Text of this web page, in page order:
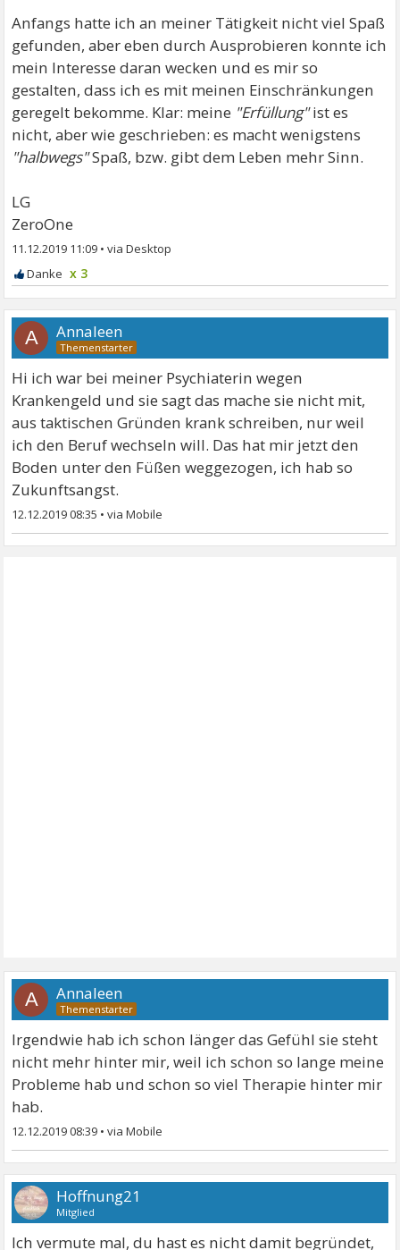
Anfangs hatte ich an meiner Tätigkeit nicht viel Spaß
gefunden, aber eben durch Ausprobieren konnte ich
mein Interesse daran wecken und es mir so
gestalten, dass ich es mit meinen Einschränkungen
geregelt bekomme. Klar: meine "Erfüllung"ist es
nicht, aber wie geschrieben: es macht wenigstens
"halbwegs"Spaß, bzw. gibt dem Leben mehr Sinn.
LG
ZeroOne
11.12.2019 11:09 •
x 3
A Annaleen
Hi ich war bei meiner Psychiaterin wegen
Krankengeld und sie sagt das mache sie nicht mit,
aus taktischen Gründen krank schreiben, nur weil
ich den Beruf wechseln will. Das hat mir jetzt den
Boden unter den Füßen weggezogen, ich hab so
Zukunftsangst.
12.12.2019 08:35 •
A Annaleen
Irgendwie hab ich schon länger das Gefühl sie steht
nicht mehr hinter mir, weil ich schon so lange meine
Probleme hab und schon so viel Therapie hinter mir
hab.
12.12.2019 08:39 •
Hoffnung21
Mitglied
Ich vermute mal, du hast es nicht damit begründet,